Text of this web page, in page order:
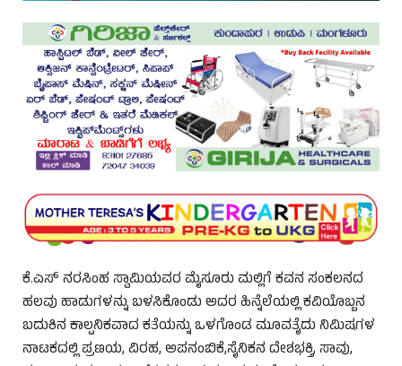
ಕೆ.ಎಸ್ ನರಸಿಂಹ ಸ್ವಾಮಿಯವರ ಮೈಸೂರು ಮಲ್ಲಿಗೆ ಕವನ ಸಂಕಲನದ
ಹಲವು ಹಾಡುಗಳನ್ನು ಬಳಸಿಕೊಂಡು ಅದರ ಹಿನ್ನೆಲೆಯಲ್ಲಿ ಕವಿಯೊಬ್ಬನ
ಬದುಕಿನ ಕಾಲ್ಪನಿಕವಾದ ಕತೆಯನ್ನು ಒಳಗೊಂಡ ಮೂವತೈದು ನಿಮಿಷಗಳ
ನಾಟಕದಲ್ಲಿ ಪ್ರಣಯ, ವಿರಹ, ಅಪನಂಬಿಕೆ,ಸೈನಿಕನ ದೇಶಭಕ್ತಿ, ಸಾವು,